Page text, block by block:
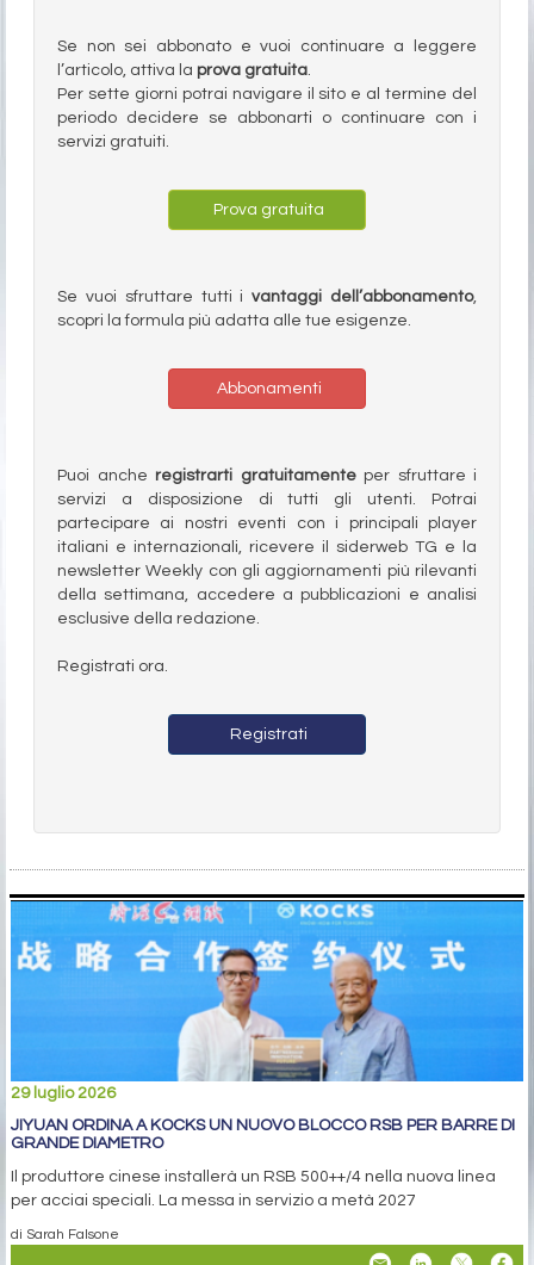
Se non sei abbonato e vuoi continuare a leggere
l’articolo, attiva la prova gratuita.
Per sette giorni potrai navigare il sito e al termine del
periodo decidere se abbonarti o continuare con i
servizi gratuiti.
Prova gratuita
Se vuoi sfruttare tutti ivantaggi dell’abbonamento,
scopri la formula più adatta alle tue esigenze.
Abbonamenti
Puoi anche registrarti gratuitamenteper sfruttare i
servizi a disposizione di tutti gli utenti. Potrai
partecipare ai nostri eventi con i principali player
italiani e internazionali, ricevere il siderweb TG e la
newsletter Weekly con gli aggiornamenti più rilevanti
della settimana, accedere a pubblicazioni e analisi
esclusive della redazione.
Registrati ora.
Registrati
29 luglio 2026
JIYUAN ORDINA A KOCKS UN NUOVO BLOCCO RSB PER BARRE DI
GRANDE DIAMETRO
Il produttore cinese installerà un RSB 500++/4 nella nuova linea
per acciai speciali. La messa in servizio a metà 2027
di Sarah Falsone